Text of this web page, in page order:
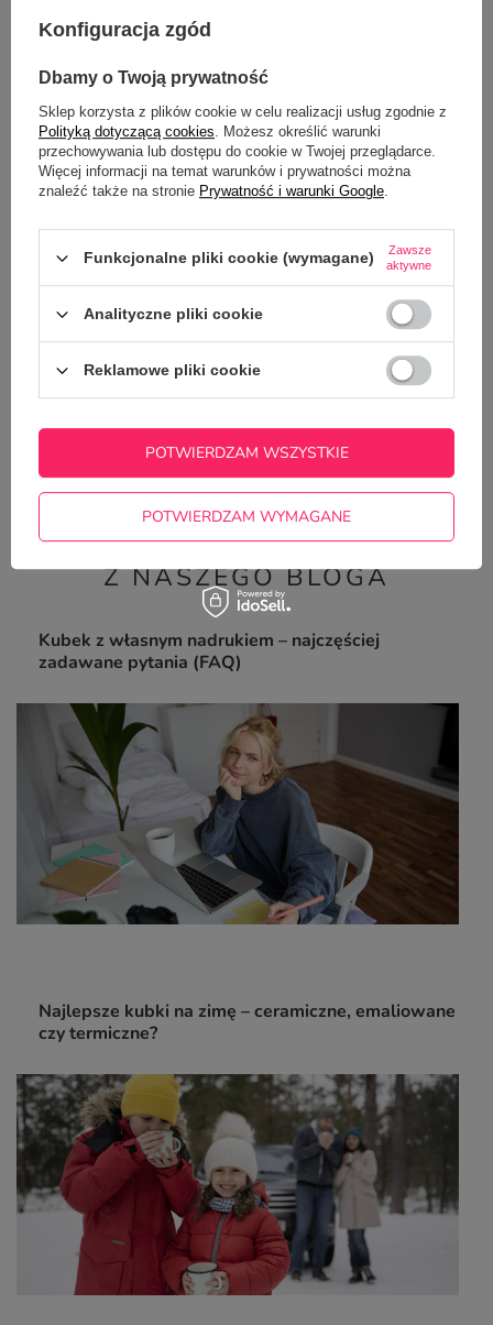
odpowiedzi publikując dla innych.
NAJCZĘŚCIEJ KUPOWANE Z
TYM TOWAREM
Kubek z łyżeczką z Twoim nadrukiem - różowe
wnętrze, uszko i łyżeczka
39,00 zł / szt.
39,00 zł
Z NASZEGO BLOGA
Kubek z własnym nadrukiem – najczęściej
zadawane pytania (FAQ)
Najlepsze kubki na zimę – ceramiczne, emaliowane
czy termiczne?
Konfiguracja zgód
Dbamy o Twoją prywatność
Sklep korzysta z plików cookie w celu realizacji usług zgodnie z
Polityką dotyczącą cookies. Możesz określić warunki
przechowywania lub dostępu do cookie w Twojej przeglądarce.
Więcej informacji na temat warunków i prywatności można
znaleźć także na stronie Prywatność i warunki Google.
Funkcjonalne pliki cookie (wymagane)
Zawsze
aktywne
Analityczne pliki cookie
Reklamowe pliki cookie
POTWIERDZAM WYMAGANE
POTWIERDZAM WSZYSTKIE